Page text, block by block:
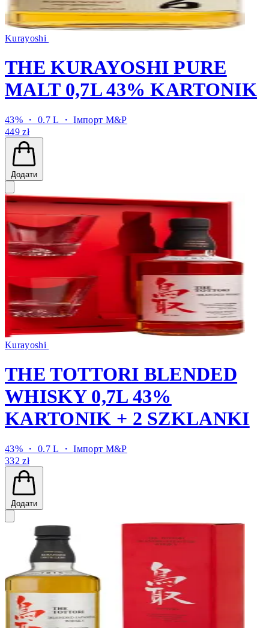
Kurayoshi
THE KURAYOSHI PURE
MALT 0,7L 43% KARTONIK
43% ・ 0.7 L ・Імпорт M&P
449 zł
Додати
Kurayoshi
THE TOTTORI BLENDED
WHISKY 0,7L 43%
KARTONIK + 2 SZKLANKI
43% ・ 0.7 L ・Імпорт M&P
332 zł
Додати